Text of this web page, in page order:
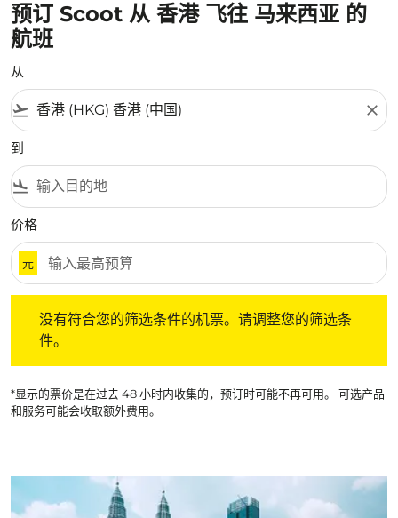
预订 Scoot 从 香港 飞往 马来西亚 的
航班
从
flight_takeoff close
到
flight_land
价格
元
没有符合您的筛选条件的机票。请调整您的筛选条
件。
*显示的票价是在过去 48 小时内收集的，预订时可能不再可用。 可选产品
和服务可能会收取额外费用。